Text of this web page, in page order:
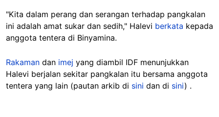
"Kita dalam perang dan serangan terhadap pangkalan
ini adalah amat sukar dan sedih," Halevi berkata kepada
anggota tentera di Binyamina.
Rakaman dan imej yang diambil IDF menunjukkan
Halevi berjalan sekitar pangkalan itu bersama anggota
tentera yang lain (pautan arkib di sini dan di sini) .